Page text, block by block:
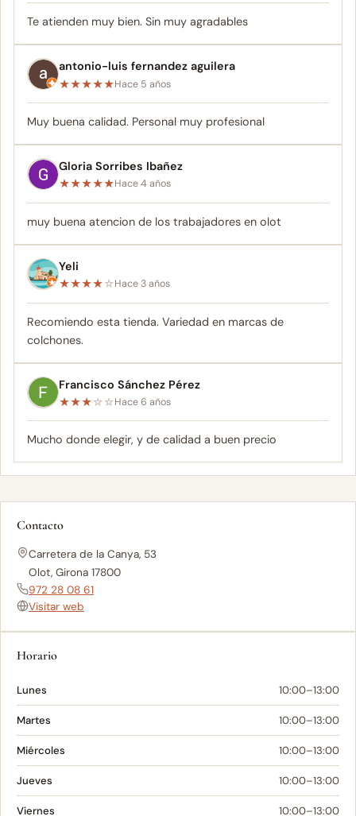
Te atienden muy bien. Sin muy agradables
antonio-luis fernandez aguilera
★★★★★Hace 5 años
Muy buena calidad. Personal muy profesional
Gloria Sorribes Ibañez
★★★★★Hace 4 años
muy buena atencion de los trabajadores en olot
Yeli
★★★★☆Hace 3 años
Recomiendo esta tienda. Variedad en marcas de
colchones.
Francisco Sánchez Pérez
★★★☆☆Hace 6 años
Mucho donde elegir, y de calidad a buen precio
Contacto
Carretera de la Canya, 53
Olot, Girona 17800
972 28 08 61
Visitar web
Horario
Lunes 10:00–13:00
Martes 10:00–13:00
Miércoles 10:00–13:00
Jueves 10:00–13:00
Viernes 10:00–13:00